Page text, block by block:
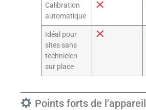
Calibration
automatique
Idéal pour
sites sans
technicien
sur place
Points forts de l’appareil